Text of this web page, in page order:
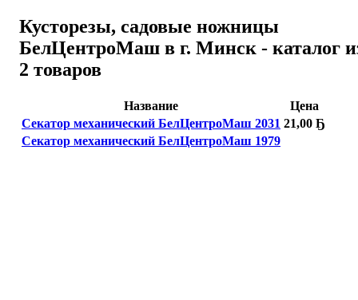
Кусторезы, садовые ножницы
БелЦентроМаш в г. Минск - каталог
2 товаров
Название
Цена
Секатор механический БелЦентроМаш 2031 21,00 Ҕ
Секатор механический БелЦентроМаш 1979